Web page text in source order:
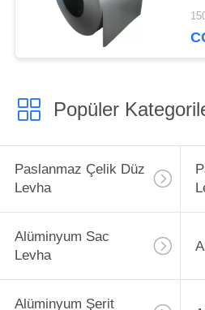
Popüler
Paslanmaz Çelik Düz
Levha
Alüminyum Sac
Levha
Alüminyum Şerit